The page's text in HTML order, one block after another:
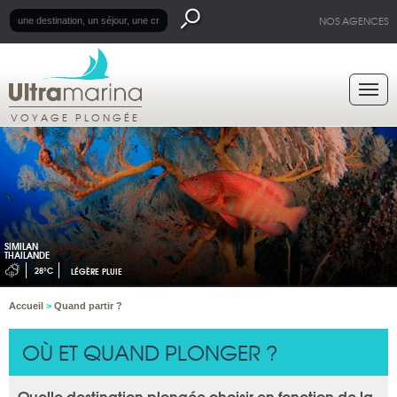
NOS AGENCES
VOYAGE PLONGÉE
SIMILAN
THAILANDE
28°C LÉGÈRE PLUIE
Accueil > Quand partir ?
OÙ ET QUAND PLONGER ?